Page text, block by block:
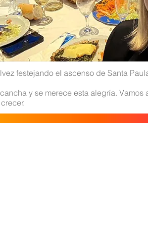
festejando el ascenso de Santa
y se merece esta alegría.